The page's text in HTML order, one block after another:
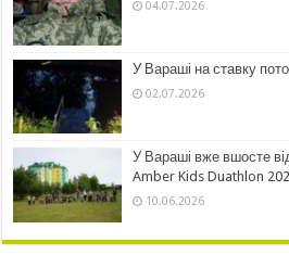
04.07.2026
У Вараші на ставку
02.07.2026
У Вараші вже вшосте
Amber Kids Duathlon
10.06.2026